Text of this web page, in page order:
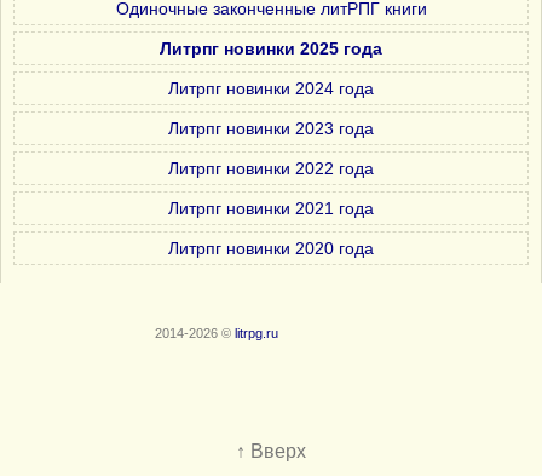
Одиночные законченные литРПГ книги
Литрпг новинки 2025 года
Литрпг новинки 2024 года
Литрпг новинки 2023 года
Литрпг новинки 2022 года
Литрпг новинки 2021 года
Литрпг новинки 2020 года
2014-2026 © litrpg.ru
↑ Вверх